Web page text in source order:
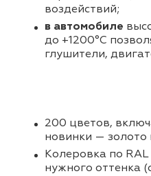
воздействий;
в автомобиле
до +1200°С
глушители,
200 цветов,
новинки — золото
Колеровка по
нужного оттенка